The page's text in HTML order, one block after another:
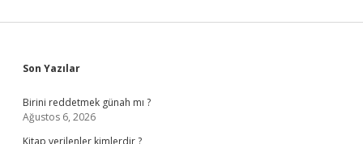
Sidebar
Son Yazılar
Birini reddetmek günah mı ?
Ağustos 6, 2026
Kitap verilenler kimlerdir ?